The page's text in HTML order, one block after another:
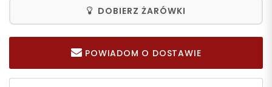
DOBIERZ ŻARÓWKI
POWIADOM O DOSTAWIE